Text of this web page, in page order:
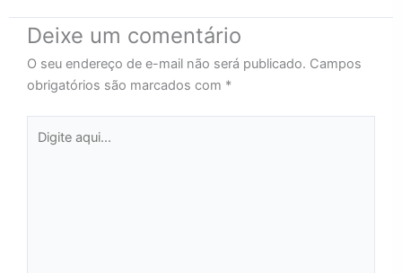
Deixe um comentário
O seu endereço de e-mail não será publicado. Campos
obrigatórios são marcados com *
aqui...